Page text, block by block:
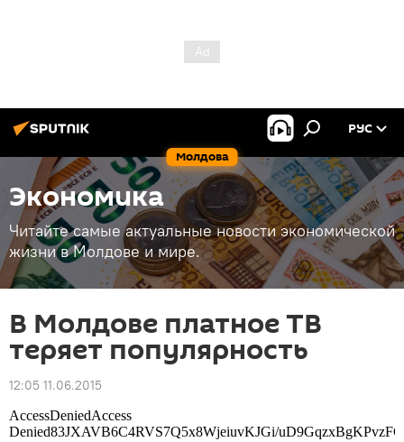
Молдова
РУС
Экономика
Читайте самые актуальные новости экономической
жизни в Молдове и мире.
В Молдове платное ТВ
теряет популярность
12:05 11.06.2015